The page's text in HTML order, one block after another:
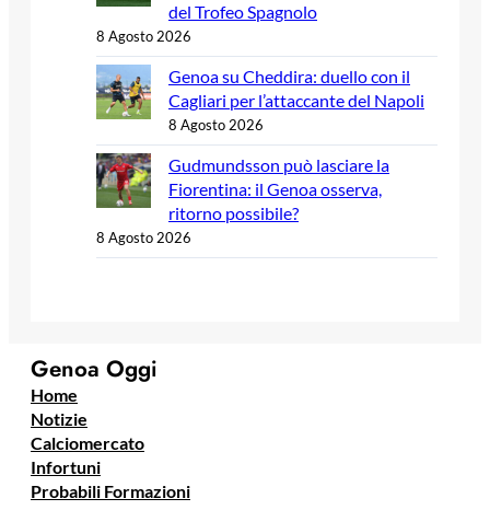
del Trofeo Spagnolo
8 Agosto 2026
Genoa su Cheddira: duello con il
Cagliari per l’attaccante del Napoli
8 Agosto 2026
Gudmundsson può lasciare la
Fiorentina: il Genoa osserva,
ritorno possibile?
8 Agosto 2026
Genoa Oggi
Home
Notizie
Calciomercato
Infortuni
Probabili Formazioni